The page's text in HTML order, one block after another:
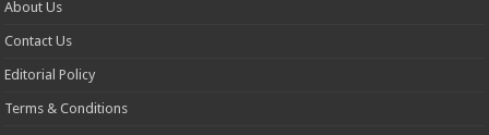
About Us
Contact Us
Editorial Policy
Terms & Conditions